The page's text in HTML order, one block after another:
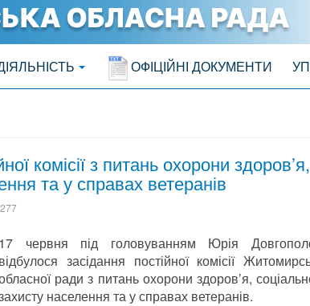
ОФІЦІЙНІ ДОКУМЕНТИ
комісії з питань охорони здоров’я,
та у справах ветеранів
17 червня під головуванням Юрія
відбулося засідання постійної комісії
ради з питань охорони здоров’я,
населення та у справах ветеранів.